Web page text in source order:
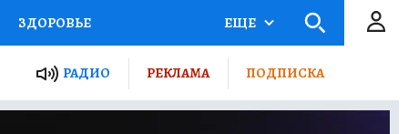
ЗДОРОВЬЕ
РОССИИ
ПУТЕВОДИТЕЛЬ
ЕЩЕ
РАДИО РЕКЛАМА ПОДПИСКА